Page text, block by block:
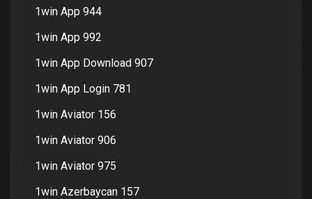
1win App 944
1win App 992
1win App Download 907
1win App Login 781
1win Aviator 156
1win Aviator 906
1win Aviator 975
1win Azerbaycan 157